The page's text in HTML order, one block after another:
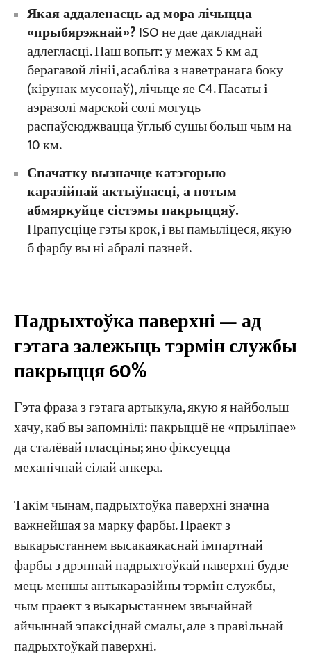
Якая аддаленасць ад мора лічыцца
«прыбярэжнай»?ISO не дае дакладнай
адлегласці. Наш вопыт: у межах 5 км ад
берагавой лініі, асабліва з наветранага боку
(кірунак мусонаў), лічыце яе C4. Пасаты і
аэразолі марской солі могуць
распаўсюджвацца ўглыб сушы больш чым на
10 км.
Спачатку вызначце катэгорыю
каразійнай актыўнасці, а потым
абмяркуйце сістэмы пакрыццяў.
Прапусціце гэты крок, і вы памыліцеся, якую
б фарбу вы ні абралі пазней.
Падрыхтоўка паверхні — ад
гэтага залежыць тэрмін службы
пакрыцця 60%
Гэта фраза з гэтага артыкула, якую я найбольш
хачу, каб вы запомнілі: пакрыццё не «прыліпае»
да сталёвай пласціны; яно фіксуецца
механічнай сілай анкера.
Такім чынам, падрыхтоўка паверхні значна
важнейшая за марку фарбы. Праект з
выкарыстаннем высакаякаснай імпартнай
фарбы з дрэннай падрыхтоўкай паверхні будзе
мець меншы антыкаразійны тэрмін службы,
чым праект з выкарыстаннем звычайнай
айчыннай эпаксіднай смалы, але з правільнай
падрыхтоўкай паверхні.